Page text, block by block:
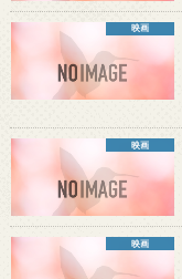
映画
映画
映画